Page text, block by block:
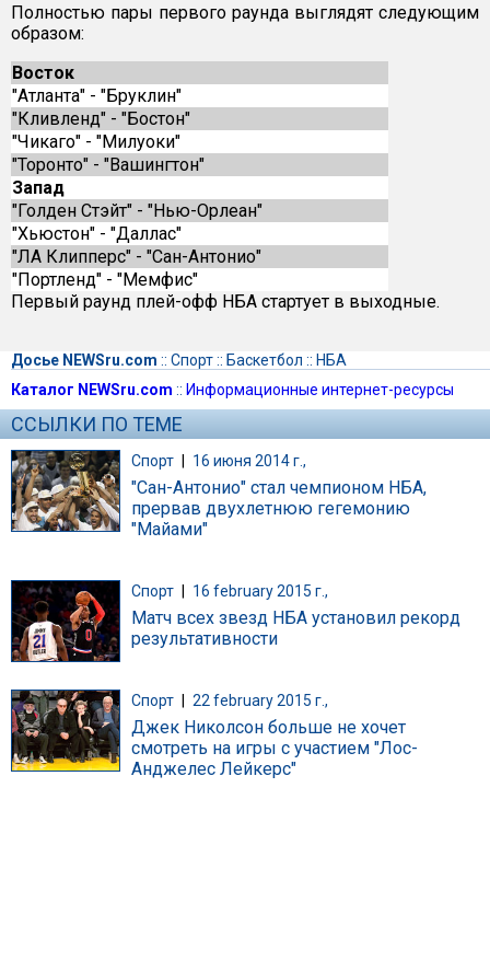
Полностью пары первого раунда выглядят следующим
образом:
Восток
"Атланта" - "Бруклин"
"Кливленд" - "Бостон"
"Чикаго" - "Милуоки"
"Торонто" - "Вашингтон"
Запад
"Голден Стэйт" - "Нью-Орлеан"
"Хьюстон" - "Даллас"
"ЛА Клипперс" - "Сан-Антонио"
"Портленд" - "Мемфис"
Первый раунд плей-офф НБА стартует в выходные.
Досье NEWSru.com :: Спорт:: Баскетбол :: НБА
Каталог NEWSru.com :: Информационные интернет-ресурсы
ССЫЛКИ ПО ТЕМЕ
Спорт | 16 июня 2014 г.,
"Сан-Антонио" стал чемпионом НБА,
прервав двухлетнюю гегемонию
"Майами"
Спорт 16 february 2015 г.,
Матч всех звезд НБА установил рекорд
результативности
Спорт 22 february 2015 г.,
Джек Николсон больше не хочет
смотреть на игры с участием "Лос-
Анджелес Лейкерс"